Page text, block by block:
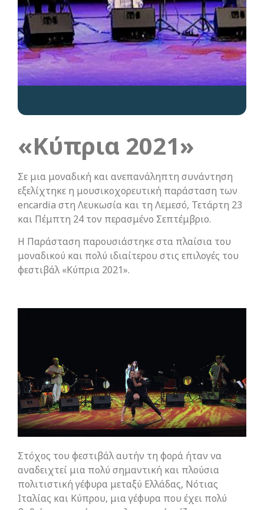
«Κύπρια 2021»
Σε μια μοναδική και ανεπανάληπτη συνάντηση
εξελίχτηκε η μουσικοχορευτική παράσταση των
encardia στη Λευκωσία και τη Λεμεσό, Τετάρτη 23
και Πέμπτη 24 τον περασμένο Σεπτέμβριο.
Η Παράσταση παρουσιάστηκε στα πλαίσια του
μοναδικού και πολύ ιδιαίτερου στις επιλογές του
φεστιβάλ «Κύπρια 2021».
Στόχος του φεστιβάλ αυτήν τη φορά ήταν να
αναδειχτεί μια πολύ σημαντική και πλούσια
πολιτιστική γέφυρα μεταξύ Ελλάδας, Νότιας
Ιταλίας και Κύπρου, μια γέφυρα που έχει πολύ